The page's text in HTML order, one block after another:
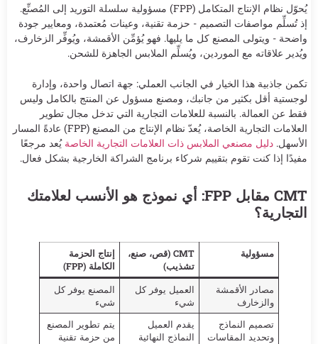
يُحوّل نظام الإنتاج المتكامل (FPP) مسؤولية سلسلة التوريد إلى المُصنِّع.
إذ تُسلِّم مواصفات التصميم - حزمة تقنية، وعينات مُعتمدة، ومعايير جودة
واضحة - ويتولى المصنع كل ما يليها. فهو يُؤمِّن الأقمشة، ويُوفِّر الزخارف،
ويُدير علاقاته مع الموردين، ويُسلِّم الملابس الجاهزة للشحن.
تكمن جاذبية هذا الخيار في الجانب العملي: جهة اتصال واحدة، وإدارة
لوجستية أقل بكثير من جانبك، ومصنع مسؤول عن المنتج بالكامل وليس
فقط عن العمالة. بالنسبة للعلامات التجارية التي تدخل مجال تطوير
العلامات التجارية الخاصة، يُعدّ نظام الإنتاج من المصنع (FPP) عادةً المسار
الأسهل. دليل مصنعي الملابس ذات العلامات التجارية الخاصة يُعد مرجعًا
مفيدًا إذا كنت تقوم بتقييم شركاء برنامج الشراكة الخارجية بشكل فعال.
CMT مقابل FPP: أي نموذج هو الأنسب لعلامتك
التجارية؟
مسؤولية
CMT (قص، صنع،
تشذيب)
إنتاج الحزمة
الكاملة (FPP)
مصادر الأقمشة
والزخارف
العميل يوفر كل
شيء
المصنع يوفر كل
شيء
تصميم النماذج
وتحديد المقاسات
يقدم العميل
النماذج النهائية
يتم تطوير المصنع
من حزمة تقنية